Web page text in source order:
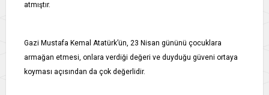
atmıştır.
Gazi Mustafa Kemal Atatürk’ün, 23 Nisan gününü çocuklara
armağan etmesi, onlara verdiği değeri ve duyduğu güveni ortaya
koyması açısından da çok değerlidir.